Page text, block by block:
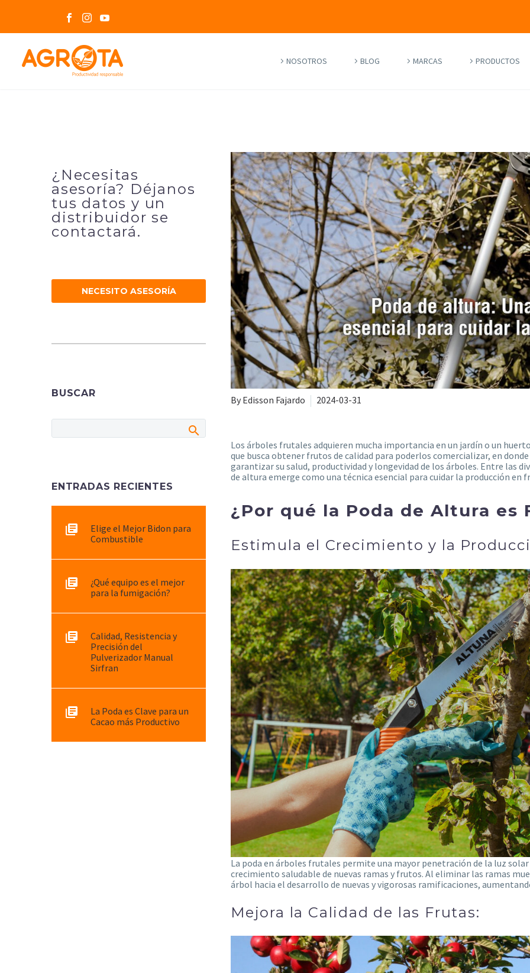
NOSOTROS BLOG MARCAS PRODUCTOS
By Edisson Fajardo 2024-03-31
Los árboles frutales adquieren mucha importancia en un jardín o un
que busca obtener frutos de calidad para poderlos comercializar, en
garantizar su salud, productividad y longevidad de los árboles. Entre las
de altura emerge como una técnica esencial para cuidar la producción
¿Por qué la Poda de Altura es
Estimula el Crecimiento y la
La poda en árboles frutales permite una mayor penetración de la luz
crecimiento saludable de nuevas ramas y frutos. Al eliminar las ramas
árbol hacia el desarrollo de nuevas y vigorosas ramificaciones,
Mejora la Calidad de las Frutas:
¿Necesitas
asesoría? Déjanos
tus datos y un
distribuidor se
contactará.
NECESITO ASESORÍA
BUSCAR
ENTRADAS RECIENTES
Elige el Mejor Bidon para
Combustible
¿Qué equipo es el mejor
para la fumigación?
Calidad, Resistencia y
Precisión del
Pulverizador Manual
Sirfran
La Poda es Clave para un
Cacao más Productivo